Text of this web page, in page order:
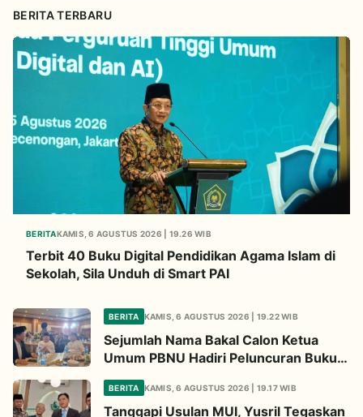
BERITA TERBARU
BERITAKAMIS, 6 AGUSTUS 2026 | 19.26 WIB
Terbit 40 Buku Digital Pendidikan Agama Islam di
Sekolah, Sila Unduh di Smart PAI
BERITA KAMIS, 6 AGUSTUS 2026 | 19.22 WIB
Sejumlah Nama Bakal Calon Ketua
Umum PBNU Hadiri Peluncuran Buku
BERITA KAMIS, 6 AGUSTUS 2026 | 19.17 WIB
Tanggapi Usulan MUI, Yusril Tegaskan